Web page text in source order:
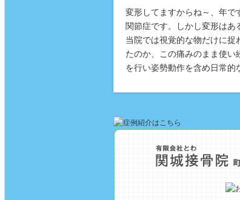
変形してますからね～、年で
関節症です。しかし変形はあ
当院では視覚的な物だけに捉
たのか、この痛みのまま使
を行い姿勢動作を含め日常的